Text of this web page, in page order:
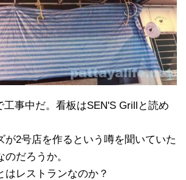
工事中だ。看板はSEN'S Grillと読め
が2号店を作るという噂を聞いていた
だろうか。
はレストランなのか？